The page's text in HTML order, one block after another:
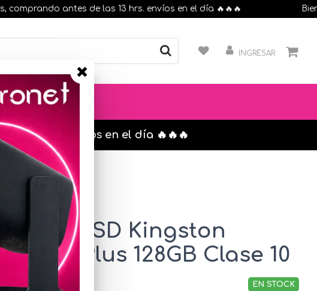
antes de las 13 hrs. envíos en el día 🔥🔥🔥
INGRESAR
13 hrs. envíos en el día 🔥🔥🔥
MicroSD Kingston
Plus 128GB Clase 10
EN STOCK